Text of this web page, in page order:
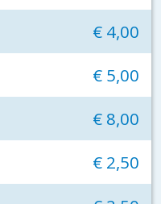
€ 4,00
€ 5,00
€ 8,00
€ 2,50